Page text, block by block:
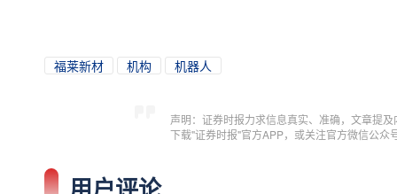
福莱新材 机构 机器人
声明：证券时报力求信息真实、准确，文章提
下载"证券时报"官方APP，或关注官方微信公